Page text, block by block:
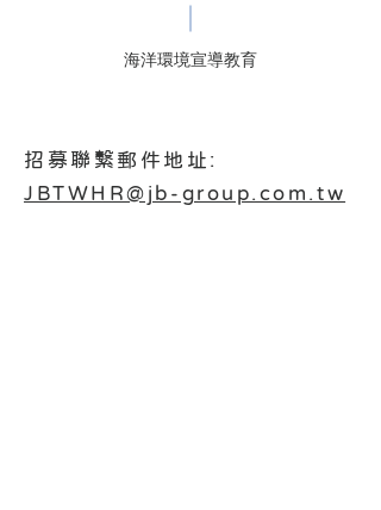
海洋環境宣導教育
招募聯繫郵件地址:
JBTWHR@jb-group.com.tw